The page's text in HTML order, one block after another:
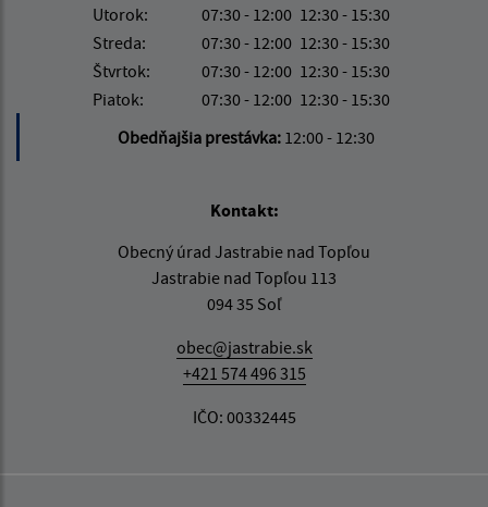
Utorok:
07:30 - 12:00 12:30 - 15:30
Streda:
07:30 - 12:00 12:30 - 15:30
Štvrtok:
07:30 - 12:00 12:30 - 15:30
Piatok:
07:30 - 12:00 12:30 - 15:30
Obedňajšia prestávka: 12:00 - 12:30
Kontakt:
Obecný úrad Jastrabie nad Topľou
Jastrabie nad Topľou 113
094 35 Soľ
obec@jastrabie.sk
+421 574 496 315
IČO: 00332445